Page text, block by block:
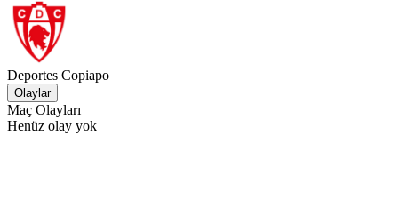
Deportes Copiapo
Olaylar
Maç Olayları
Henüz olay yok